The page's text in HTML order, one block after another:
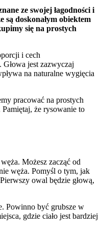
ze swojej łagodności i
są doskonałym obiektem
się na prostych
i cech
jest zazwyczaj
na naturalne wygięcia
pracować na prostych
że rysowanie to
Możesz zacząć od
węża. Pomyśl o tym, jak
owal będzie głową,
Powinno być grubsze w
gdzie ciało jest bardziej